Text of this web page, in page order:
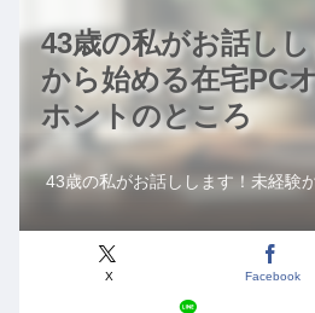
43歳の私がお話し
から始める在宅PC
ホントのところ
43歳の私がお話しします！未経験
X Facebook